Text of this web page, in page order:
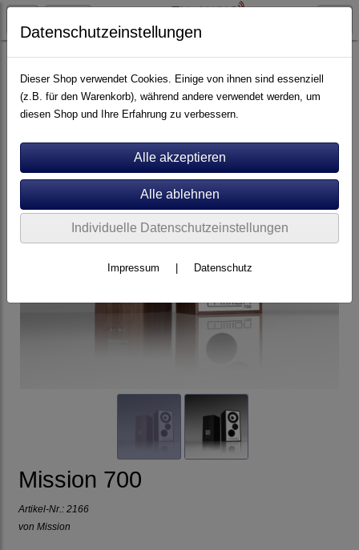
Lautsprecher Regallautsprecher
Mission 700
Artikel-Nr.: 2166
von Mission
Datenschutzeinstellungen
Dieser Shop verwendet Cookies. Einige von ihnen sind essenziell
(z.B. für den Warenkorb), während andere verwendet werden, um
diesen Shop und Ihre Erfahrung zu verbessern.
Individuelle Datenschutzeinstellungen
Impressum Datenschutz